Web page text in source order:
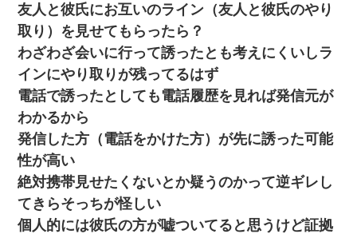
とっさに女児を捕まえたら変質者扱いされた。母親「あっち行っ
てよ！気持ち悪い！（ｼｯｼｯ」→ 後日、俺を見つけた母親がすっ飛
んできて・・・
今日夫の実家に泊ったんだけど、朝起きたら股間がなんかモッコ
リしてた
【不幸な結婚式】新郎親族「ブスのくせにドレスなんか着ちゃっ
てさ～ほんと恥ずかしいわよね～（大声」新郎両親「！！！（土
下座」→ 結果・・・
朝起きたら嫁がいなかった。俺（嫁も嫁実家も電話に出ない…不
安だ）→ 仕事を早退して帰宅すると、嫁と嫁両親と知らない男が
２人・・・
友人と彼氏にお互いのライン（友人と彼氏のやり
取り）を見せてもらったら？
わざわざ会いに行って誘ったとも考えにくいしラ
インにやり取りが残ってるはず
電話で誘ったとしても電話履歴を見れば発信元が
わかるから
発信した方（電話をかけた方）が先に誘った可能
性が高い
絶対携帯見せたくないとか疑うのかって逆ギレし
てきらそっちが怪しい
個人的には彼氏の方が嘘ついてると思うけど証拠